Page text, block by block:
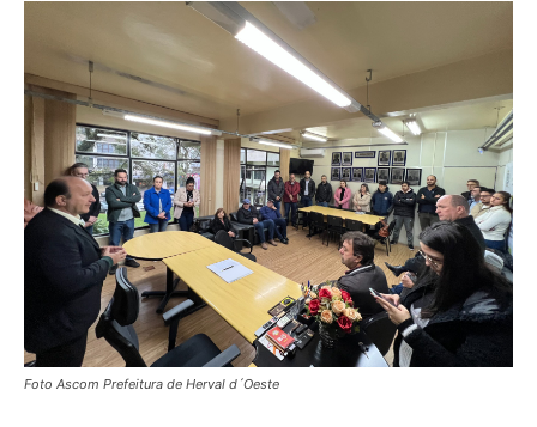
Foto Ascom Prefeitura de Herval d´Oeste